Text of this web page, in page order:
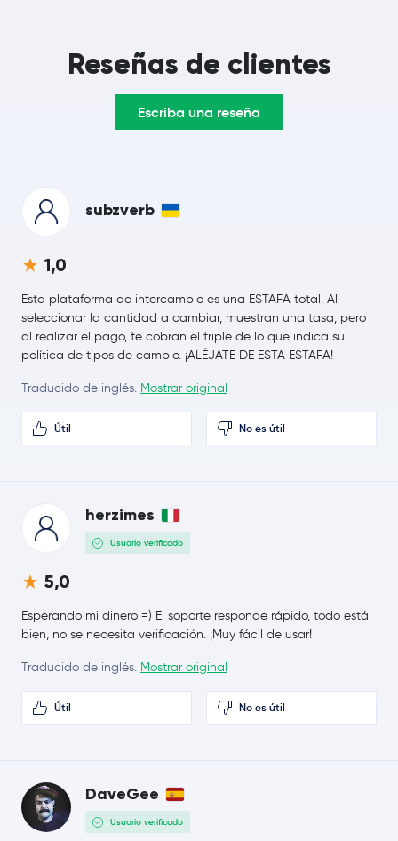
Dogecoin DOGE
ADA
Stellar Lumens XLM
Bitcoin Cash BCH
Toncoin TON
PayPal USD PYUSD
Polkadot DOT
Avalanche AVAX
NEAR Protocol NEAR
Algorand ALGO
Reseñas de clientes
Escriba una reseña
subzverb
1,0
Esta plataforma de intercambio es una ESTAFA total. Al
seleccionar la cantidad a cambiar, muestran una tasa, pero
al realizar el pago, te cobran el triple de lo que indica su
política de tipos de cambio. ¡ALÉJATE DE ESTA ESTAFA!
Traducido de inglés. Mostrar original
Útil No es útil
herzimes
Usuario verificado
5,0
Esperando mi dinero =) El soporte responde rápido, todo está
bien, no se necesita verificación. ¡Muy fácil de usar!
Traducido de inglés. Mostrar original
Útil No es útil
DaveGee
Usuario verificado